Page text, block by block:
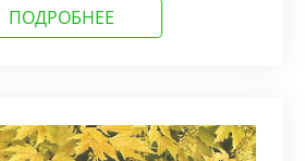
ПОДРОБНЕЕ